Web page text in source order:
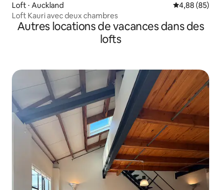
Loft ⋅ Auckland Évaluation
4,88 (85)
Loft Kauri avec deux chambres
Autres locations de vacances dans des
lofts